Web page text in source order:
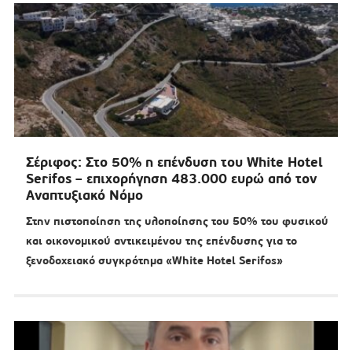
Σέριφος: Στο 50% η επένδυση του White Hotel
Serifos – επιχορήγηση 483.000 ευρώ από τον
Αναπτυξιακό Νόμο
Στην πιστοποίηση της υλοποίησης του 50% του φυσικού
και οικονομικού αντικειμένου της επένδυσης για το
ξενοδοχειακό συγκρότημα «White Hotel Serifos»